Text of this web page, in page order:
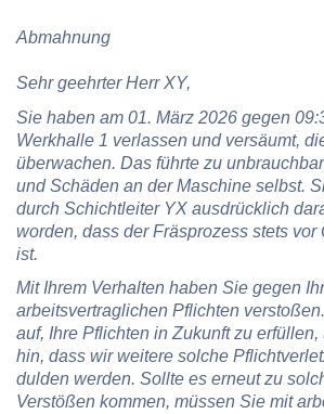
Abmahnung
Sehr geehrter Herr XY,
Sie haben am 01. März 2026 gegen
Werkhalle 1 verlassen und versäumt,
überwachen. Das führte zu
und Schäden an der Maschine selbst.
durch Schichtleiter YX ausdrücklich
worden, dass der Fräsprozess stets vor
ist.
Mit Ihrem Verhalten haben Sie gegen
arbeitsvertraglichen Pflichten
auf, Ihre Pflichten in Zukunft zu
hin, dass wir weitere solche
dulden werden. Sollte es erneut zu
Verstößen kommen, müssen Sie mit